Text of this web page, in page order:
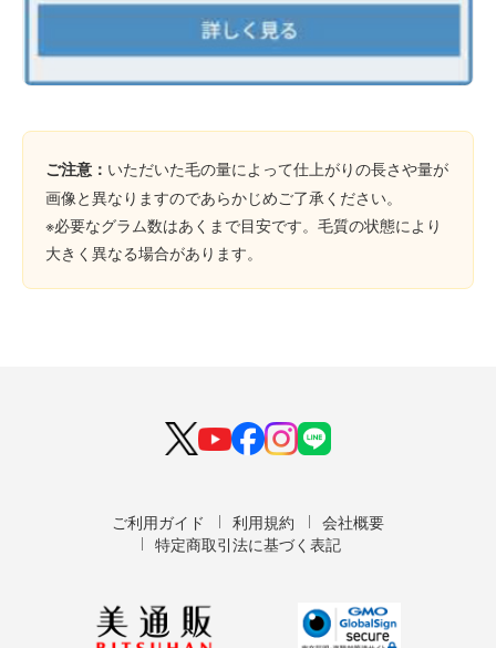
ご注意： いただいた毛の量によって仕上がりの長さや量が
画像と異なりますのであらかじめご了承ください。
※必要なグラム数はあくまで目安です。毛質の状態により
大きく異なる場合があります。
ご利用ガイド 利用規約
会社概要
特定商取引法に基づく表記